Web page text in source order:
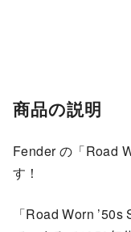
商品の説明
Fender の「Road
す！
「Road Worn